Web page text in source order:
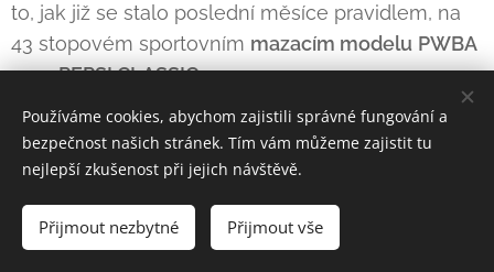
to, jak již se stalo poslední měsíce pravidlem, na
43 stopovém sportovním mazacím modelu PWBA
2021 PEPSI CLASSIC.
Vkvalifikacisvou zkušenost i letitou odolnost
nejlépe zúročil a po turnaji minulémobhájil
nejlepší výchozí pozici do závěrečné části večera
Josef Colon
a to díky 1033 bodům. Druhým, komu
se ještě tentokráte podařilo překonat hranici
Používáme cookies, abychom zajistili správné fungování a
bezpečnost našich stránek. Tím vám můžeme zajistit tu
nejlepší zkušenost při jejich návštěvě.
Přijmout nezbytné Přijmout vše